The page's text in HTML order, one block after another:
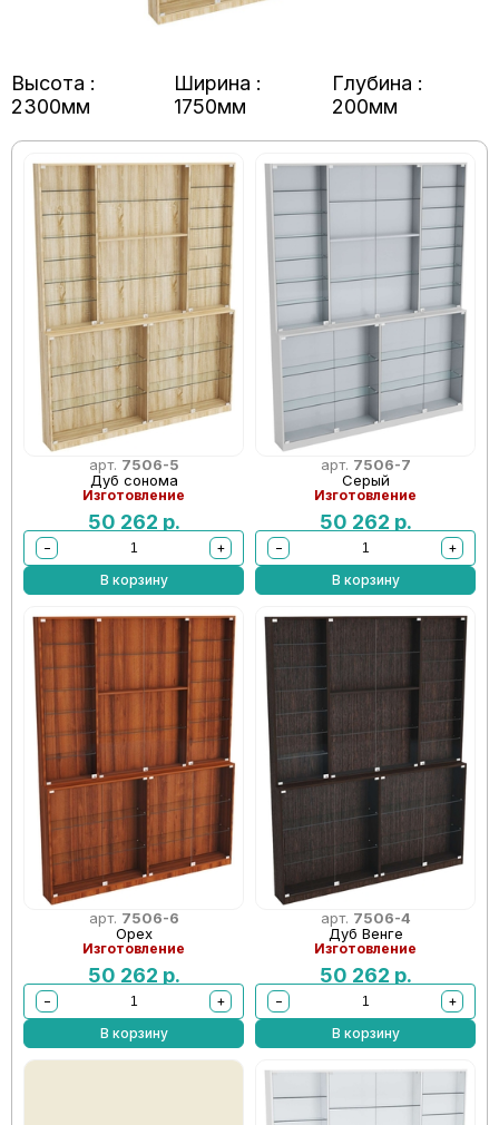
Высота :
2300мм
Ширина :
1750мм
Глубина :
200мм
арт. 7506-5
Дуб сонома
Изготовление
50 262 р.
−
+
В корзину
арт. 7506-7
Серый
Изготовление
50 262 р.
−
+
В корзину
арт. 7506-6
Орех
Изготовление
50 262 р.
−
+
В корзину
арт. 7506-4
Дуб Венге
Изготовление
50 262 р.
−
+
В корзину